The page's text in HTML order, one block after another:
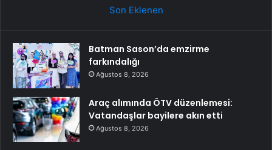
Son Eklenen
Batman Sason’da emzirme
farkındalığı
Ağustos 8, 2026
Araç alımında ÖTV düzenlemesi:
Vatandaşlar bayilere akın etti
Ağustos 8, 2026